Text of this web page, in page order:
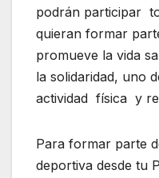
podrán participar
quieran formar
promueve la vida
la solidaridad, uno
actividad física y
Para formar parte
deportiva desde tu